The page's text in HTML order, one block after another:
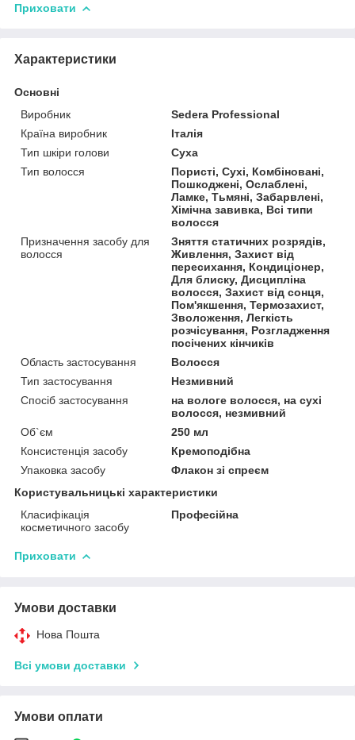
Приховати
Характеристики
Основні
Виробник
Sedera Professional
Країна виробник
Італія
Тип шкіри голови
Суха
Тип волосся
Пористі, Сухі, Комбіновані,
Пошкоджені, Ослаблені,
Ламке, Тьмяні, Забарвлені,
Хімічна завивка, Всі типи
волосся
Призначення засобу для
волосся
Зняття статичних розрядів,
Живлення, Захист від
пересихання, Кондиціонер,
Для блиску, Дисципліна
волосся, Захист від сонця,
Пом'якшення, Термозахист,
Зволоження, Легкість
розчісування, Розгладження
посічених кінчиків
Область застосування
Волосся
Тип застосування
Незмивний
Спосіб застосування
на вологе волосся, на сухі
волосся, незмивний
Об`єм
250 мл
Консистенція засобу
Кремоподібна
Упаковка засобу
Флакон зі спреєм
Користувальницькі характеристики
Класифікація
косметичного засобу
Професійна
Приховати
Умови доставки
Нова Пошта
Всі умови доставки
Умови оплати